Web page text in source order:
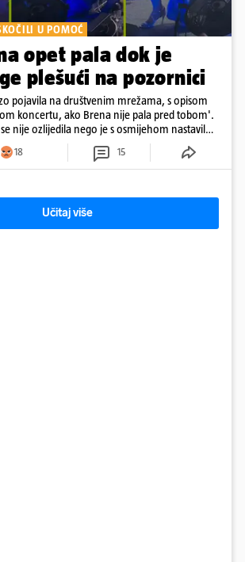
U POMOĆ
opet pala dok je
plešući na pozornici
pojavila na društvenim mrežama, s opisom
koncertu, ako Brena nije pala pred tobom'.
nije ozlijedila nego je s osmijehom nastavila
18 15
Učitaj više